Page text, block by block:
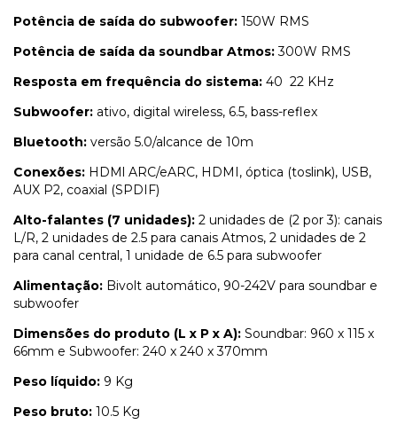
Potência de saída do subwoofer: 150W RMS
Potência de saída da soundbar Atmos:300W RMS
Resposta em frequência do sistema: 40  22 KHz
Subwoofer: ativo, digital wireless, 6.5, bass-reflex
Bluetooth: versão 5.0/alcance de 10m
Conexões: HDMl ARC/eARC, HDMI, óptica (toslink), USB,
AUX P2, coaxial (SPDIF)
Alto-falantes (7 unidades): 2 unidades de (2 por 3): canais
L/R, 2 unidades de 2.5 para canais Atmos, 2 unidades de 2
para canal central, 1 unidade de 6.5 para subwoofer
Alimentação: Bivolt automático, 90-242V para soundbar e
subwoofer
Dimensões do produto (L x P x A): Soundbar: 960 x 115 x
66mm e Subwoofer: 240 x 240 x 370mm
Peso líquido: 9 Kg
Peso bruto: 10.5 Kg